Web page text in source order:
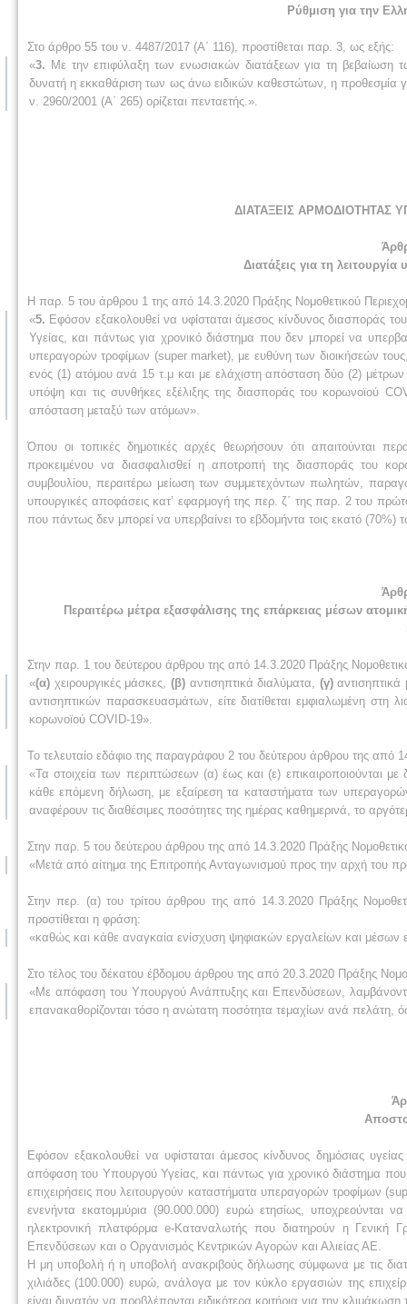
Ρύθμιση για την
Στο άρθρο 55 του ν. 4487/2017 (Α΄ 116), προστίθεται παρ. 3, ως εξής:
«3. Με την επιφύλαξη των ενωσιακών διατάξεων για τη βεβαίωση
δυνατή η εκκαθάριση των ως άνω ειδικών καθεστώτων, η προθεσμία
ν. 2960/2001 (Α΄ 265) ορίζεται πενταετής.».
ΔΙΑΤΑΞΕΙΣ ΑΡΜΟΔΙΟΤΗΤΑΣ
Διατάξεις για τη
Η παρ. 5 του άρθρου 1 της από 14.3.2020 Πράξης Νομοθετικού
«5. Εφόσον εξακολουθεί να υφίσταται άμεσος κίνδυνος διασποράς
Υγείας, και πάντως για χρονικό διάστημα που δεν μπορεί να
υπεραγορών τροφίμων (super market), με ευθύνη των διοικήσεών
ενός (1) ατόμου ανά 15 τ.μ και με ελάχιστη απόσταση δύο (2)
υπόψη και τις συνθήκες εξέλιξης της διασποράς του κορωνοϊού
απόσταση μεταξύ των ατόμων».
Όπου οι τοπικές δημοτικές αρχές θεωρήσουν ότι απαιτούνται
προκειμένου να διασφαλισθεί η αποτροπή της διασποράς του
συμβουλίου, περαιτέρω μείωση των συμμετεχόντων πωλητών,
υπουργικές αποφάσεις κατ’ εφαρμογή της περ. ζ΄ της παρ. 2 του
που πάντως δεν μπορεί να υπερβαίνει το εβδομήντα τοις εκατό (70%)
Περαιτέρω μέτρα εξασφάλισης της επάρκειας μέσων
Στην παρ. 1 του δεύτερου άρθρου της από 14.3.2020 Πράξης
«(α) χειρουργικές μάσκες, (β)αντισηπτικά διαλύματα, (γ)
αντισηπτικών παρασκευασμάτων, είτε διατίθεται εμφιαλωμένη στη
κορωνοϊού COVID-19».
Το τελευταίο εδάφιο της παραγράφου 2 του δεύτερου άρθρου της από
«Τα στοιχεία των περιπτώσεων (α) έως και (ε) επικαιροποιούνται
κάθε επόμενη δήλωση, με εξαίρεση τα καταστήματα των
αναφέρουν τις διαθέσιμες ποσότητες της ημέρας καθημερινά, το
Στην παρ. 5 του δεύτερου άρθρου της από 14.3.2020 Πράξης
«Μετά από αίτημα της Επιτροπής Ανταγωνισμού προς την αρχή του
Στην περ. (α) του τρίτου άρθρου της από 14.3.2020 Πράξης
προστίθεται η φράση:
«καθώς και κάθε αναγκαία ενίσχυση ψηφιακών εργαλείων και μέσων
Στο τέλος του δέκατου έβδομου άρθρου της από 20.3.2020 Πράξης
«Με απόφαση του Υπουργού Ανάπτυξης και Επενδύσεων,
επανακαθορίζονται τόσο η ανώτατη ποσότητα τεμαχίων ανά πελάτη,
Εφόσον εξακολουθεί να υφίσταται άμεσος κίνδυνος δημόσιας
απόφαση του Υπουργού Υγείας, και πάντως για χρονικό διάστημα
επιχειρήσεις που λειτουργούν καταστήματα υπεραγορών τροφίμων
ενενήντα εκατομμύρια (90.000.000) ευρώ ετησίως, υποχρεούνται
ηλεκτρονική πλατφόρμα e-Καταναλωτής που διατηρούν η Γενική
Επενδύσεων και ο Οργανισμός Κεντρικών Αγορών και Αλιείας ΑΕ.
Η μη υποβολή ή η υποβολή ανακριβούς δήλωσης σύμφωνα με τις
χιλιάδες (100.000) ευρώ, ανάλογα με τον κύκλο εργασιών της
είναι δυνατόν να προβλέπονται ειδικότερα κριτήρια για την